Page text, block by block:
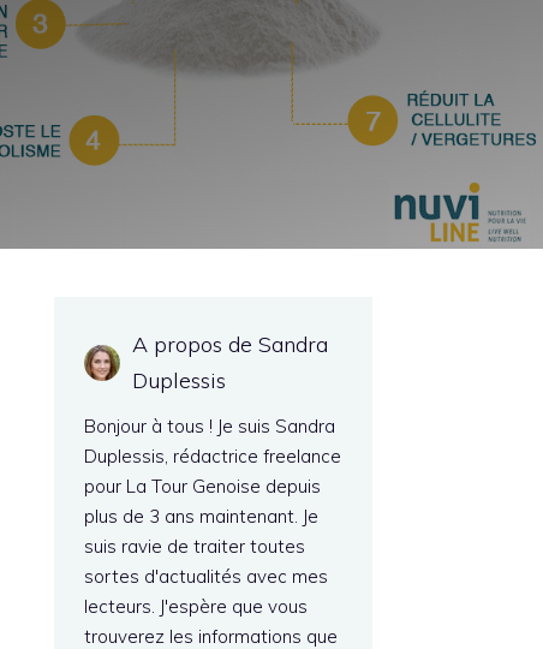
A propos de Sandra
Duplessis
Bonjour à tous ! Je suis Sandra
Duplessis, rédactrice freelance
pour La Tour Genoise depuis
plus de 3 ans maintenant. Je
suis ravie de traiter toutes
sortes d'actualités avec mes
lecteurs. J'espère que vous
trouverez les informations que